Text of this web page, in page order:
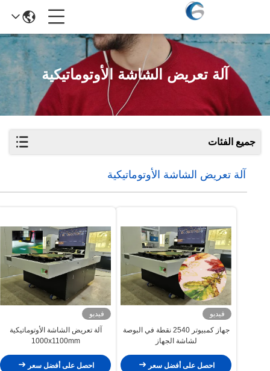
آلة تعريض الشاشة الأوتوماتيكية
جميع الفئات
آلة تعريض الشاشة الأوتوماتيكية
فيديو
جهاز كمبيوتر 2540 نقطة في البوصة
لشاشة الجهاز
احصل على أفضل سعر
فيديو
آلة تعريض الشاشة الأوتوماتيكية
1000x1100mm
احصل على أفضل سعر